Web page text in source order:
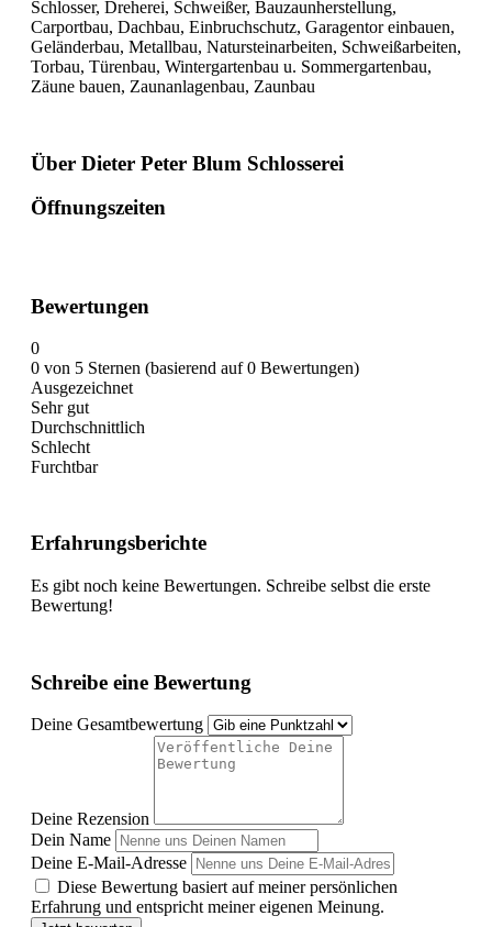
Schlosser, Dreherei, Schweißer, Bauzaunherstellung,
Carportbau, Dachbau, Einbruchschutz, Garagentor einbauen,
Geländerbau, Metallbau, Natursteinarbeiten, Schweißarbeiten,
Torbau, Türenbau, Wintergartenbau u. Sommergartenbau,
Zäune bauen, Zaunanlagenbau, Zaunbau
Über Dieter Peter Blum Schlosserei
Öffnungszeiten
Bewertungen
0
0 von 5 Sternen (basierend auf 0 Bewertungen)
Ausgezeichnet
Sehr gut
Durchschnittlich
Schlecht
Furchtbar
Erfahrungsberichte
Es gibt noch keine Bewertungen. Schreibe selbst die erste
Bewertung!
Schreibe eine Bewertung
Deine Gesamtbewertung
Deine Rezension
Dein Name
Deine E-Mail-Adresse
Diese Bewertung basiert auf meiner persönlichen
Erfahrung und entspricht meiner eigenen Meinung.